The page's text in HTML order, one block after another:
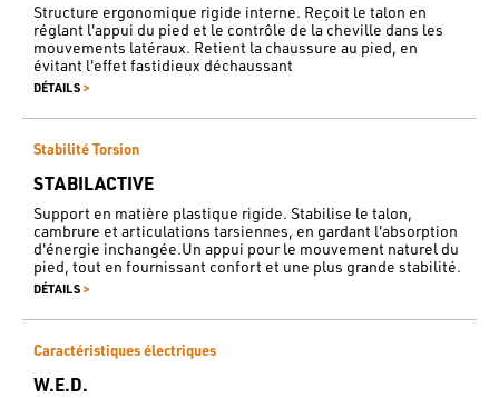
Structure ergonomique rigide interne. Reçoit le talon en
réglant l'appui du pied et le contrôle de la cheville dans les
mouvements latéraux. Retient la chaussure au pied, en
évitant l'effet fastidieux déchaussant
DÉTAILS >
Stabilité Torsion
STABILACTIVE
Support en matière plastique rigide. Stabilise le talon,
cambrure et articulations tarsiennes, en gardant l'absorption
d'énergie inchangée.Un appui pour le mouvement naturel du
pied, tout en fournissant confort et une plus grande stabilité.
DÉTAILS >
Caractéristiques électriques
W.E.D.